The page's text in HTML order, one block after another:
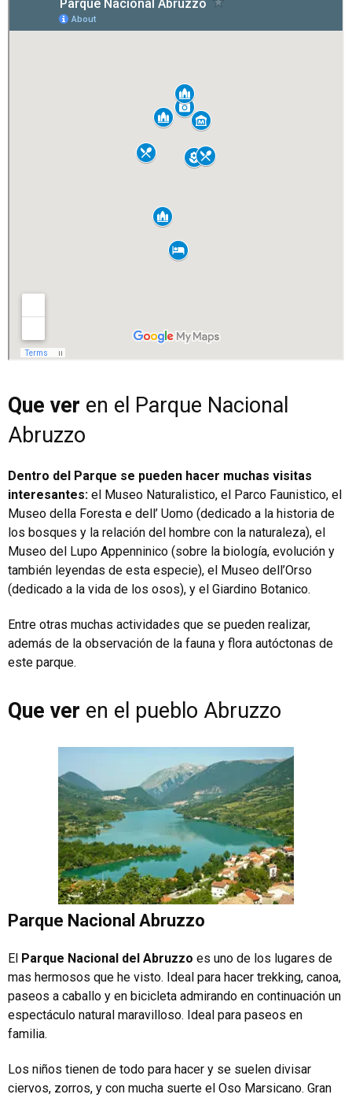
Que ver en el Parque Nacional
Abruzzo
Dentro del Parque se pueden hacer muchas visitas
interesantes: el Museo Naturalistico, el Parco Faunistico, el
Museo della Foresta e dell’ Uomo (dedicado a la historia de
los bosques y la relación del hombre con la naturaleza), el
Museo del Lupo Appenninico (sobre la biología, evolución y
también leyendas de esta especie), el Museo dell’Orso
(dedicado a la vida de los osos), y el Giardino Botanico.
Entre otras muchas actividades que se pueden realizar,
además de la observación de la fauna y flora autóctonas de
este parque.
Que ver en el pueblo Abruzzo
Parque Nacional Abruzzo
El Parque Nacional del Abruzzo es uno de los lugares de
mas hermosos que he visto. Ideal para hacer trekking, canoa,
paseos a caballo y en bicicleta admirando en continuación un
espectáculo natural maravilloso. Ideal para paseos en
familia.
Los niños tienen de todo para hacer y se suelen divisar
ciervos, zorros, y con mucha suerte el Oso Marsicano. Gran